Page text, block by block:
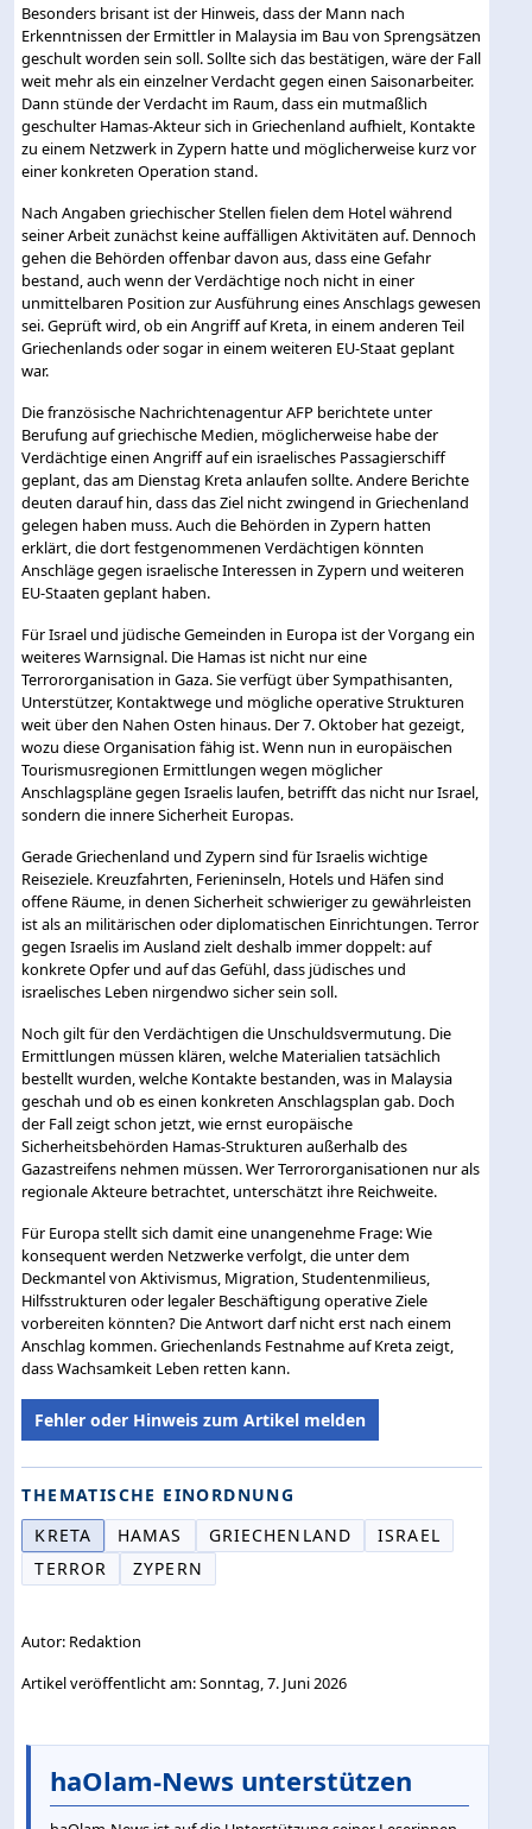
Besonders brisant ist der Hinweis, dass der Mann nach
Erkenntnissen der Ermittler in Malaysia im Bau von Sprengsätzen
geschult worden sein soll. Sollte sich das bestätigen, wäre der Fall
weit mehr als ein einzelner Verdacht gegen einen Saisonarbeiter.
Dann stünde der Verdacht im Raum, dass ein mutmaßlich
geschulter Hamas-Akteur sich in Griechenland aufhielt, Kontakte
zu einem Netzwerk in Zypern hatte und möglicherweise kurz vor
einer konkreten Operation stand.
Nach Angaben griechischer Stellen fielen dem Hotel während
seiner Arbeit zunächst keine auffälligen Aktivitäten auf. Dennoch
gehen die Behörden offenbar davon aus, dass eine Gefahr
bestand, auch wenn der Verdächtige noch nicht in einer
unmittelbaren Position zur Ausführung eines Anschlags gewesen
sei. Geprüft wird, ob ein Angriff auf Kreta, in einem anderen Teil
Griechenlands oder sogar in einem weiteren EU-Staat geplant
war.
Die französische Nachrichtenagentur AFP berichtete unter
Berufung auf griechische Medien, möglicherweise habe der
Verdächtige einen Angriff auf ein israelisches Passagierschiff
geplant, das am Dienstag Kreta anlaufen sollte. Andere Berichte
deuten darauf hin, dass das Ziel nicht zwingend in Griechenland
gelegen haben muss. Auch die Behörden in Zypern hatten
erklärt, die dort festgenommenen Verdächtigen könnten
Anschläge gegen israelische Interessen in Zypern und weiteren
EU-Staaten geplant haben.
Für Israel und jüdische Gemeinden in Europa ist der Vorgang ein
weiteres Warnsignal. Die Hamas ist nicht nur eine
Terrororganisation in Gaza. Sie verfügt über Sympathisanten,
Unterstützer, Kontaktwege und mögliche operative Strukturen
weit über den Nahen Osten hinaus. Der 7. Oktober hat gezeigt,
wozu diese Organisation fähig ist. Wenn nun in europäischen
Tourismusregionen Ermittlungen wegen möglicher
Anschlagspläne gegen Israelis laufen, betrifft das nicht nur Israel,
sondern die innere Sicherheit Europas.
Gerade Griechenland und Zypern sind für Israelis wichtige
Reiseziele. Kreuzfahrten, Ferieninseln, Hotels und Häfen sind
offene Räume, in denen Sicherheit schwieriger zu gewährleisten
ist als an militärischen oder diplomatischen Einrichtungen. Terror
gegen Israelis im Ausland zielt deshalb immer doppelt: auf
konkrete Opfer und auf das Gefühl, dass jüdisches und
israelisches Leben nirgendwo sicher sein soll.
Noch gilt für den Verdächtigen die Unschuldsvermutung. Die
Ermittlungen müssen klären, welche Materialien tatsächlich
bestellt wurden, welche Kontakte bestanden, was in Malaysia
geschah und ob es einen konkreten Anschlagsplan gab. Doch
der Fall zeigt schon jetzt, wie ernst europäische
Sicherheitsbehörden Hamas-Strukturen außerhalb des
Gazastreifens nehmen müssen. Wer Terrororganisationen nur als
regionale Akteure betrachtet, unterschätzt ihre Reichweite.
Für Europa stellt sich damit eine unangenehme Frage: Wie
konsequent werden Netzwerke verfolgt, die unter dem
Deckmantel von Aktivismus, Migration, Studentenmilieus,
Hilfsstrukturen oder legaler Beschäftigung operative Ziele
vorbereiten könnten? Die Antwort darf nicht erst nach einem
Anschlag kommen. Griechenlands Festnahme auf Kreta zeigt,
dass Wachsamkeit Leben retten kann.
Fehler oder Hinweis zum Artikel melden
THEMATISCHE EINORDNUNG
KRETA
HAMAS GRIECHENLAND
ISRAEL
TERROR
ZYPERN
Autor: Redaktion
Artikel veröffentlicht am: Sonntag, 7. Juni 2026
haOlam-News unterstützen